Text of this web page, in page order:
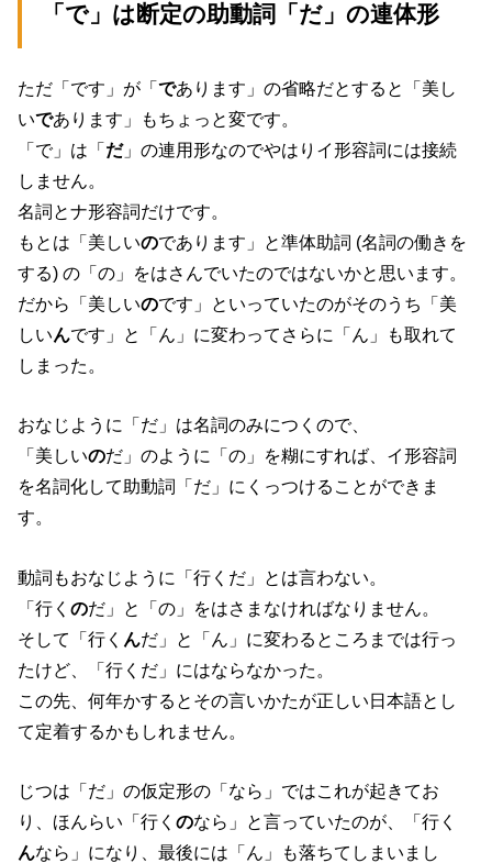
「で」は断定の助動詞「だ」の連体形
ただ「です」が「であります」の省略だとすると「美し
いであります」もちょっと変です。
「で」は「だ」の連用形なのでやはりイ形容詞には接続
しません。
名詞とナ形容詞だけです。
もとは「美しいのであります」と準体助詞 (名詞の働きを
する) の「の」をはさんでいたのではないかと思います。
だから「美しいのです」といっていたのがそのうち「美
しいんです」と「ん」に変わってさらに「ん」も取れて
しまった。
おなじように「だ」は名詞のみにつくので、
「美しいのだ」のように「の」を糊にすれば、イ形容詞
を名詞化して助動詞「だ」にくっつけることができま
す。
動詞もおなじように「行くだ」とは言わない。
「行くのだ」と「の」をはさまなければなりません。
そして「行く んだ」と「ん」に変わるところまでは行っ
たけど、「行くだ」にはならなかった。
この先、何年かするとその言いかたが正しい日本語とし
て定着するかもしれません。
じつは「だ」の仮定形の「なら」ではこれが起きてお
り、ほんらい「行くのなら」と言っていたのが、「行く
んなら」になり、最後には「ん」も落ちてしまいまし